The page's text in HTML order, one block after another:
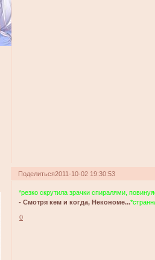
Поделиться2011-10-02 19:30:53
*резко скрутила зрачки спиралями,
- Смотря кем и когда, Некономе...
0